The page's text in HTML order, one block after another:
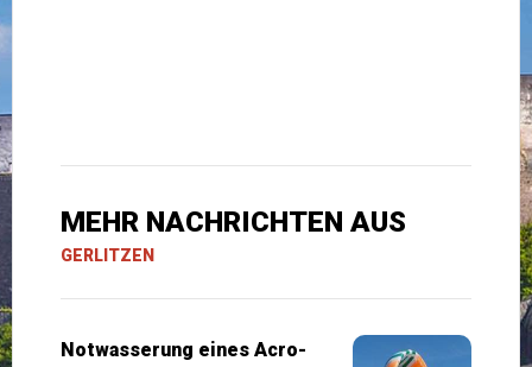
MEHR NACHRICHTEN AUS
GERLITZEN
Notwasserung eines Acro-